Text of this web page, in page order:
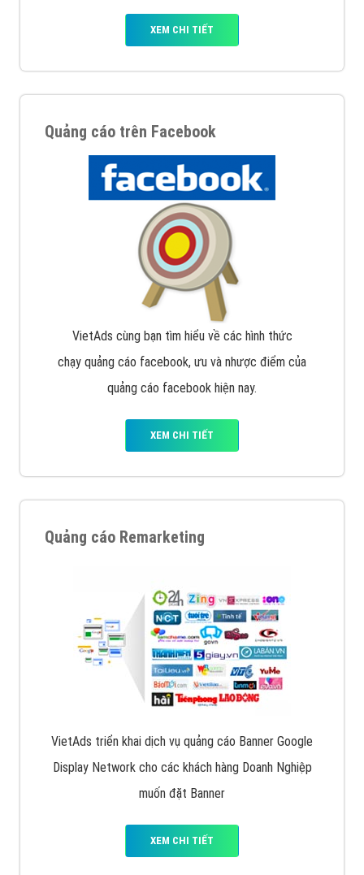
XEM CHI TIẾT
Quảng cáo trên Facebook
VietAds cùng bạn tìm hiểu về các hình thức
chạy quảng cáo facebook, ưu và nhược điểm của
quảng cáo facebook hiện nay.
XEM CHI TIẾT
Quảng cáo Remarketing
VietAds triển khai dịch vụ quảng cáo Banner Google
Display Network cho các khách hàng Doanh Nghiệp
muốn đặt Banner
XEM CHI TIẾT